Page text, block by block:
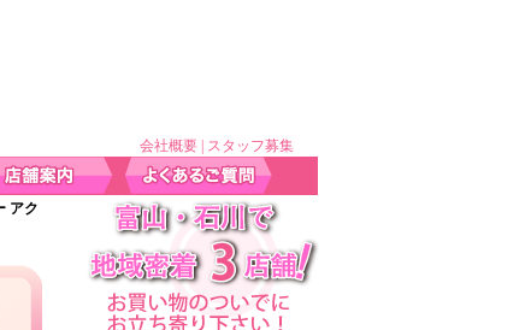
会社概要 スタッフ募集
アク